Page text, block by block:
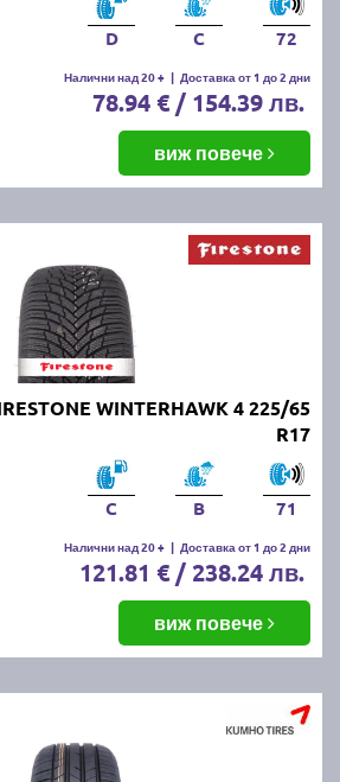
D C 72
Налични над 20 + | Доставка от 1 до 2 дни
78.94 € / 154.39 лв.
виж повече
WINTERHAWK 4 225/65
R17
C B 71
Налични над 20 + | Доставка от 1 до 2 дни
121.81 € / 238.24 лв.
виж повече